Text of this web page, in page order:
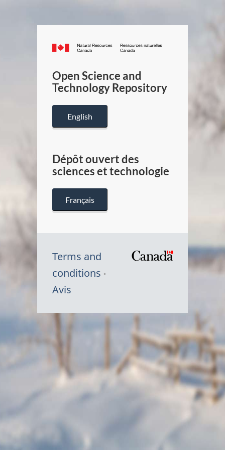
Canada.ca
/
Canada
Open Science and
Technology Repository
English
Dépôt ouvert des
sciences et technologie
Français
Terms and
conditions
Avis
Symbole
Canada